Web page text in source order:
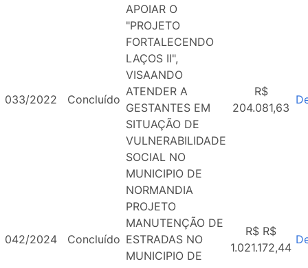
033/2022 Concluído
APOIAR O
"PROJETO
FORTALECENDO
LAÇOS II",
VISAANDO
ATENDER A
GESTANTES EM
SITUAÇÃO DE
VULNERABILIDADE
SOCIAL NO
MUNICIPIO DE
NORMANDIA
R$
204.081,63
042/2024 Concluído
PROJETO
MANUTENÇÃO DE
ESTRADAS NO
MUNICIPIO DE
R$ R$
1.021.172,44